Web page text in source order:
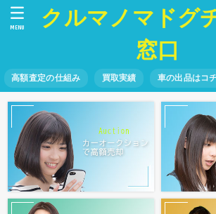
クルマノマドグ
窓口
高額査定の仕組み 買取実績 車の出品はコ
MENU